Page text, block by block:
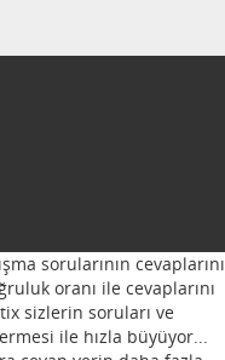
sorularının cevaplarını
oranı ile cevaplarını
sizlerin soruları ve
ile hızla büyüyor...